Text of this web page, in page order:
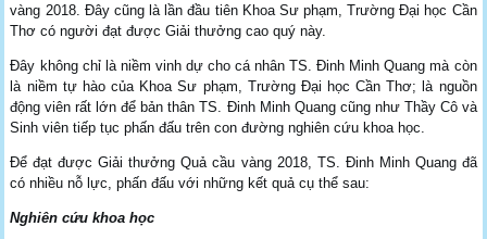
vàng 2018. Đây cũng là lần đầu tiên Khoa Sư phạm, Trường Đại học Cần
Thơ có người đạt được Giải thưởng cao quý này.
Đây không chỉ là niềm vinh dự cho cá nhân TS. Đinh Minh Quang mà còn
là niềm tự hào của Khoa Sư phạm, Trường Đại học Cần Thơ; là nguồn
động viên rất lớn để bản thân TS. Đinh Minh Quang cũng như Thầy Cô và
Sinh viên tiếp tục phấn đấu trên con đường nghiên cứu khoa học.
Để đạt được Giải thưởng Quả cầu vàng 2018, TS. Đinh Minh Quang đã
có nhiều nỗ lực, phấn đấu với những kết quả cụ thể sau:
Nghiên cứu khoa học